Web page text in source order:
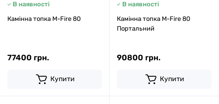
В наявності
Камінна топка M-Fire 80
77400 грн.
Купити
В наявності
Камінна топка M-Fire 80
Портальний
90800 грн.
Купити